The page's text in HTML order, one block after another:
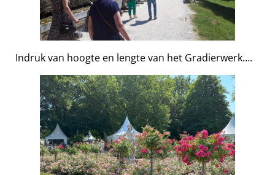
Indruk van hoogte en lengte van het Gradierwerk….